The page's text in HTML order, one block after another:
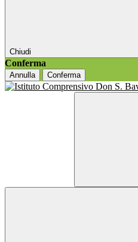
Chiudi
Conferma
Annulla Conferma